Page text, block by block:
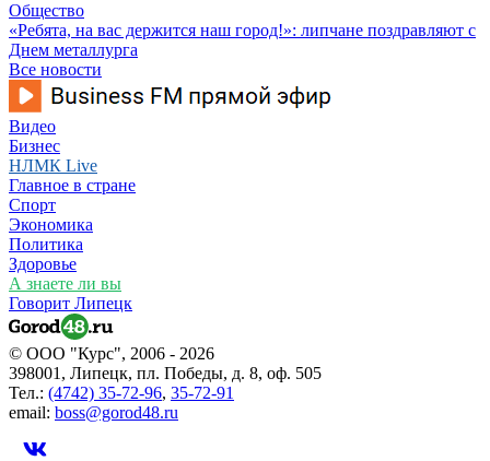
Общество
«Ребята, на вас держится наш город!»: липчане поздравляют с
Днем металлурга
Все новости
Видео
Бизнес
НЛМК Live
Главное в стране
Спорт
Экономика
Политика
Здоровье
А знаете ли вы
Говорит Липецк
© ООО "Курс", 2006 - 2026
398001, Липецк, пл. Победы, д. 8, оф. 505
Тел.: (4742) 35-72-96, 35-72-91
email: boss@gorod48.ru